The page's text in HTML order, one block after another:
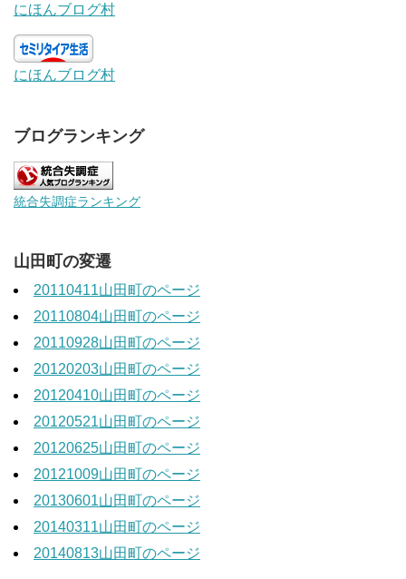
にほんブログ村
にほんブログ村
ブログランキング
統合失調症ランキング
山田町の変遷
20110411山田町のページ
20110804山田町のページ
20110928山田町のページ
20120203山田町のページ
20120410山田町のページ
20120521山田町のページ
20120625山田町のページ
20121009山田町のページ
20130601山田町のページ
20140311山田町のページ
20140813山田町のページ